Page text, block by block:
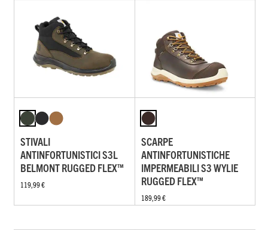
STIVALI
ANTINFORTUNISTICI S3L
BELMONT RUGGED FLEX™
119,99 €
SCARPE
ANTINFORTUNISTICHE
IMPERMEABILI S3 WYLIE
RUGGED FLEX™
189,99 €